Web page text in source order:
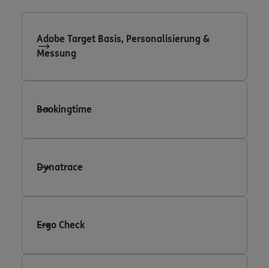
Adobe Target Basis, Personalisierung &
Messung
Bookingtime
Dynatrace
Ergo Check